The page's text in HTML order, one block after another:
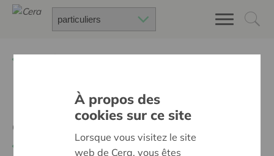
Retour àChercher un projet
Les JAVA, des jeunes à la
croisée des chemins
À propos des
cookies sur ce site
Lorsque vous visitez le site
web de Cera, vous êtes